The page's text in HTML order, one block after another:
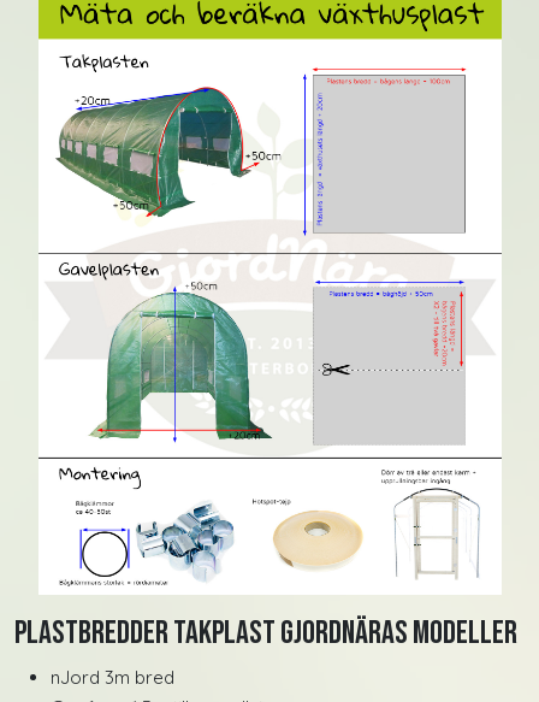
Plastbredder takplast GjordNäras modeller
nJord 3m bred